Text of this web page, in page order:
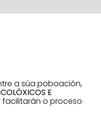
a súa poboación,
E
facilitarán o proceso